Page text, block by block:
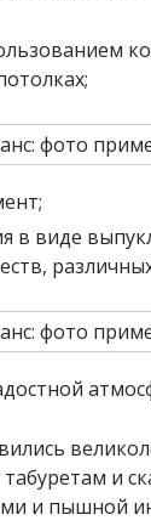
в виде
табуретам
и пышной